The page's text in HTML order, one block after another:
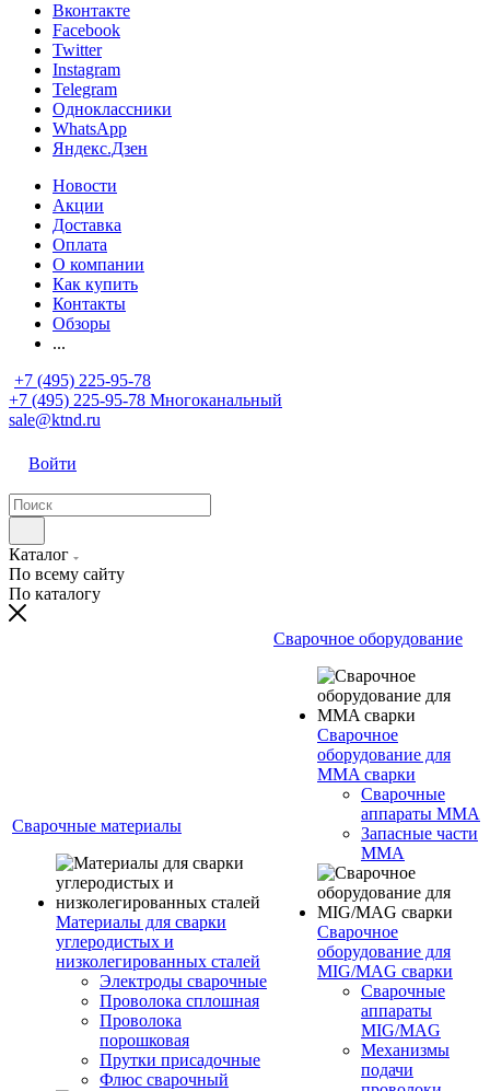
Вконтакте
Facebook
Twitter
Instagram
Telegram
Одноклассники
WhatsApp
Яндекс.Дзен
Новости
Акции
Доставка
Оплата
О компании
Как купить
Контакты
Обзоры
...
+7 (495) 225-95-78
+7 (495) 225-95-78 Многоканальный
sale@ktnd.ru
Войти
Каталог
По всему сайту
По каталогу
Сварочные материалы
Материалы для сварки
углеродистых и
низколегированных сталей
Электроды сварочные
Проволока сплошная
Проволока
порошковая
Прутки присадочные
Флюс сварочный
Сварочное оборудование
Сварочное
оборудование для
MMA сварки
Сварочные
аппараты MMA
Запасные части
MMA
Сварочное
оборудование для
MIG/MAG сварки
Сварочные
аппараты
MIG/MAG
Механизмы
подачи